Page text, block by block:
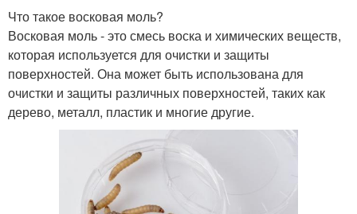
Что такое восковая моль?
Восковая моль - это смесь воска и химических веществ,
которая используется для очистки и защиты
поверхностей. Она может быть использована для
очистки и защиты различных поверхностей, таких как
дерево, металл, пластик и многие другие.